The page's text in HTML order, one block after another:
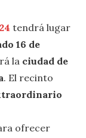
tendrá lugar
16 de
la ciudad de
. El recinto
ofrecer